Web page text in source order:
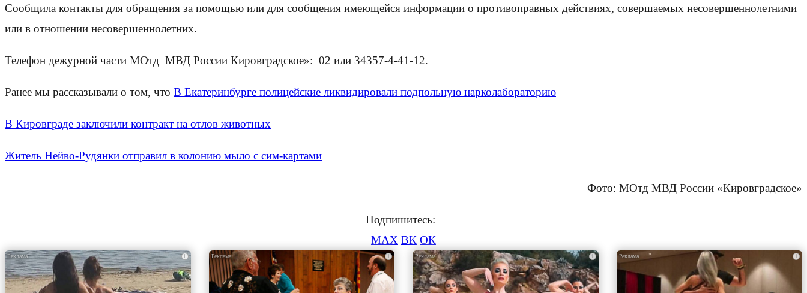
Сообщила контакты для обращения за помощью или для сообщения имеющейся информации о противоправных действиях, совершаемых несовершеннолетними
или в отношении несовершеннолетних.
Телефон дежурной части МОтд МВД России Кировградское»: 02 или 34357-4-41-12.
Ранее мы рассказывали о том, что В Екатеринбурге полицейские ликвидировали подпольную нарколабораторию
В Кировграде заключили контракт на отлов животных
Житель Нейво-Рудянки отправил в колонию мыло с сим-картами
Фото: МОтд МВД России «Кировградское»
Подпишитесь:
MAX ВК ОК
i i i i